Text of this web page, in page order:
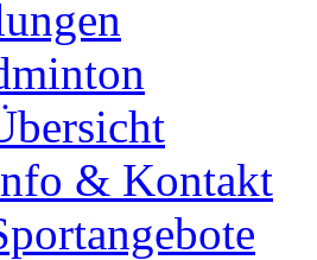
& Kontakt